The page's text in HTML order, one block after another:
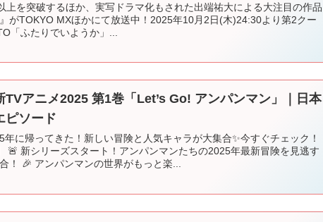
上を突破するほか、実写ドラマ化もされた出端祐大による大注目の作品
』がTOKYO MXほかにて放送中！2025年10月2日(木)24:30より第2クー
「ふたりでいようか」...
TVアニメ2025 第1巻「Let’s Go! アンパンマン」｜日本
ピソード
に帰ってきた！新しい冒険と人気キャラが大集合✨今すぐチェック！
🚨 新シリーズスタート！アンパンマンたちの2025年最新冒険を見逃す
！ 🎉 アンパンマンの世界がもっと楽...